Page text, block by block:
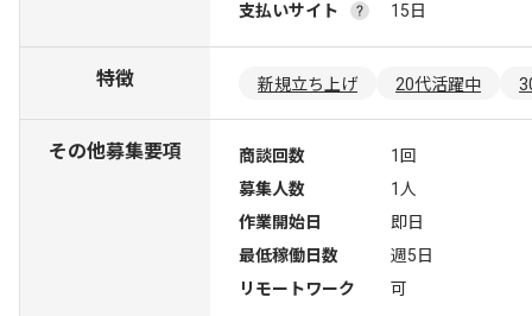
支払いサイト
15日
特徴 新規立ち上げ 20代活躍中
その他募集要項 商談回数
1回
募集人数
1人
作業開始日
即日
最低稼働日数
週5日
リモートワーク
可